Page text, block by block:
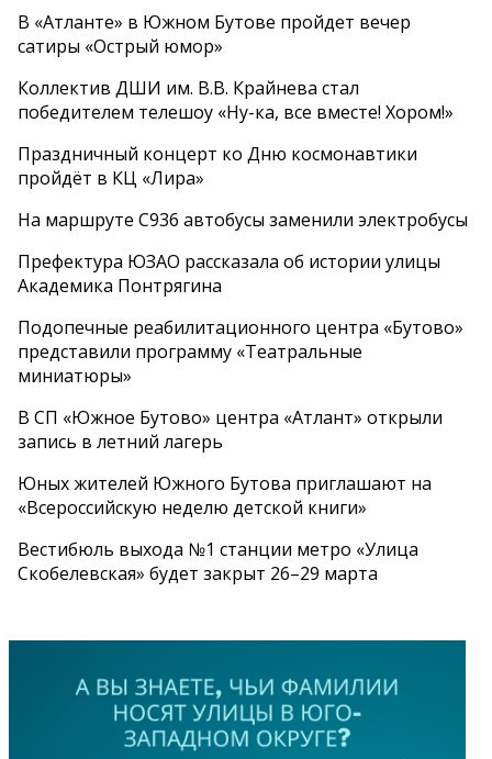
В «Атланте» в Южном Бутове пройдет вечер
сатиры «Острый юмор»
Коллектив ДШИ им. В.В. Крайнева стал
победителем телешоу «Ну-ка, все вместе! Хором!»
Праздничный концерт ко Дню космонавтики
пройдёт в КЦ «Лира»
На маршруте С936 автобусы заменили электробусы
Префектура ЮЗАО рассказала об истории улицы
Академика Понтрягина
Подопечные реабилитационного центра «Бутово»
представили программу «Театральные
миниатюры»
В СП «Южное Бутово» центра «Атлант» открыли
запись в летний лагерь
Юных жителей Южного Бутова приглашают на
«Всероссийскую неделю детской книги»
Вестибюль выхода №1 станции метро «Улица
Скобелевская» будет закрыт 26–29 марта